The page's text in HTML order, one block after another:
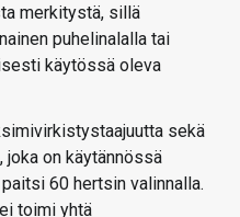
merkitystä, sillä
puhelinalalla tai
käytössä oleva
sekä
joka on käytännössä
60 hertsin valinnalla.
toimi yhtä